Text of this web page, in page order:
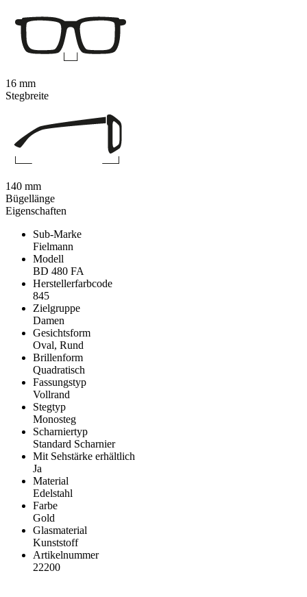
Eigenschaften
Sub-Marke
Fielmann
Modell
BD 480 FA
Herstellerfarbcode
845
Zielgruppe
Damen
Gesichtsform
Oval, Rund
Brillenform
Quadratisch
Fassungstyp
Vollrand
Stegtyp
Monosteg
Scharniertyp
Standard Scharnier
Mit Sehstärke erhältlich
Ja
Material
Edelstahl
Farbe
Gold
Glasmaterial
Kunststoff
Artikelnummer
22200
16 mm
Stegbreite
140 mm
Bügellänge